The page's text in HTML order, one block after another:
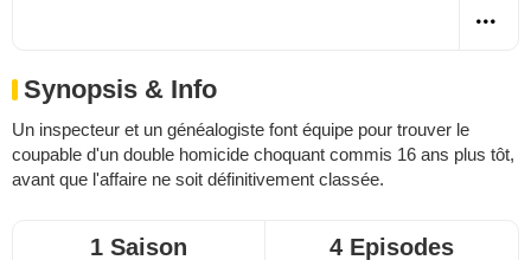
Synopsis & Info
Un inspecteur et un généalogiste font équipe pour trouver le
coupable d'un double homicide choquant commis 16 ans plus tôt,
avant que l'affaire ne soit définitivement classée.
1 Saison 4 Episodes